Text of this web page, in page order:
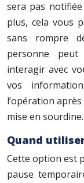
sera pas notifiée
plus, cela vous
sans rompre
personne
interagir avec
vos
l’opération
mise en sourdine.
Quand
Cette option est
pause